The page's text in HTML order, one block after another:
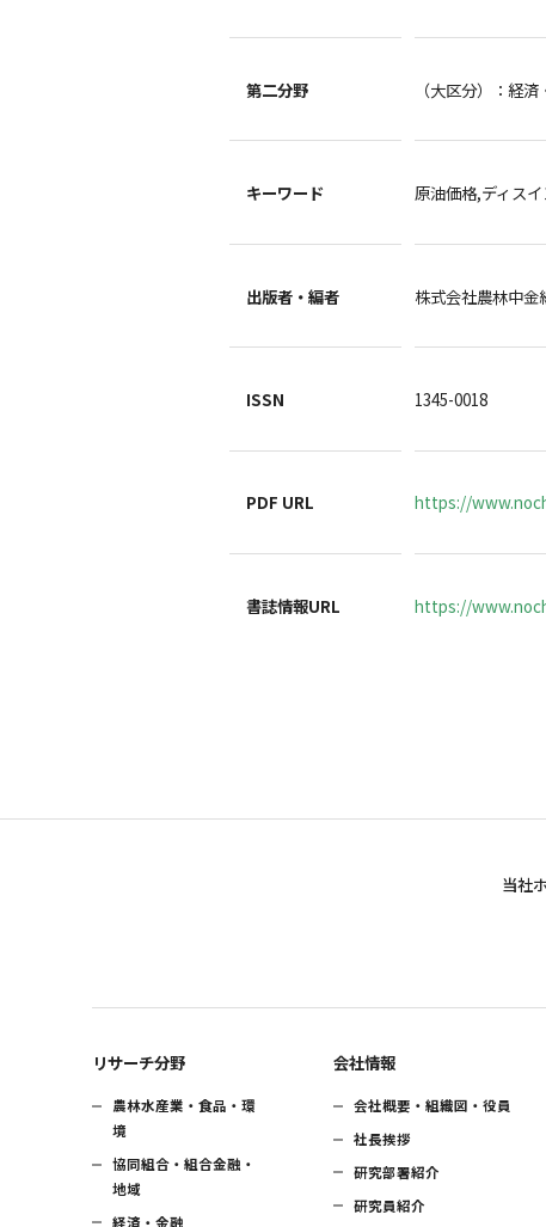
第二分野 （大区分）：経
キーワード 原油価格,ディス
出版者・編者 株式会社農林中
ISSN 1345-0018
PDF URL https://
書誌情報URL https://
当社
リサーチ分野
農林水産業・食品・環
境
協同組合・組合金融・
地域
経済・金融
会社情報
会社概要・組織図・役員
社長挨拶
研究部署紹介
研究員紹介